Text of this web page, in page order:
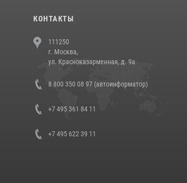
КОНТАКТЫ
111250
г. Москва,
ул. Красноказарменная, д. 9а
8 800 350 08 97 (автоинформатор)
+7 495 361 84 11
+7 495 622 39 11